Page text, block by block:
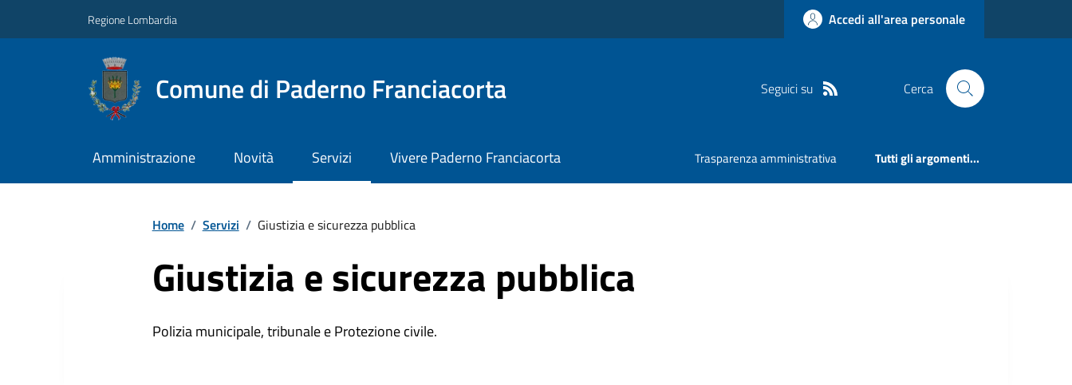
Regione Lombardia Accedi all'area personale
Comune di Paderno Franciacorta Seguici su Cerca
Amministrazione Novità Servizi Vivere Paderno Franciacorta Trasparenza amministrativa Tutti gli argomenti...
Home / Servizi / Giustizia e sicurezza pubblica
Giustizia e sicurezza pubblica
Polizia municipale, tribunale e Protezione civile.